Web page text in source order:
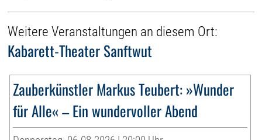
Weitere Veranstaltungen an diesem Ort:
Kabarett-Theater Sanftwut
Zauberkünstler Markus Teubert: »Wunder
für Alle« – Ein wundervoller Abend